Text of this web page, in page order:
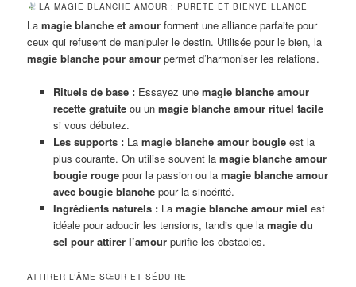
LA MAGIE BLANCHE AMOUR : PURETÉ ET BIENVEILLANCE
Lamagie blanche et amour forment une alliance parfaite pour
ceux qui refusent de manipuler le destin. Utilisée pour le bien, la
magie blanche pour amour permet d’harmoniser les relations.
Rituels de base :Essayez une magie blanche amour
recette gratuiteou un magie blanche amour rituel facile
si vous débutez.
Les supports :La magie blanche amour bougieest la
plus courante. On utilise souvent la magie blanche amour
bougie rougepour la passion ou la magie blanche amour
avec bougie blanchepour la sincérité.
Ingrédients naturels :La magie blanche amour miel est
idéale pour adoucir les tensions, tandis que la magie du
sel pour attirer l’amourpurifie les obstacles.
ATTIRER L’ÂME SŒUR ET SÉDUIRE